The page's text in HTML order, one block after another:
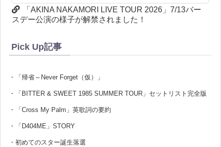
「AKINA NAKAMORI LIVE TOUR 2026」7/13バー
スデー公演の様子が解禁されました！
Pick Up記事
・「帰省～Never Forget（仮）」
・「BITTER & SWEET 1985 SUMMER TOUR」セットリスト完全版
・「Cross My Palm」英歌詞の要約
・「D404ME」STORY
・初めてのスター誕生落選